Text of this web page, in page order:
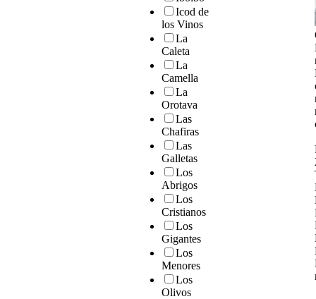
Icod de
los Vinos
La
Caleta
La
Camella
La
Orotava
Las
Chafiras
Las
Galletas
Los
Abrigos
Los
Cristianos
Los
Gigantes
Los
Menores
Los
Olivos